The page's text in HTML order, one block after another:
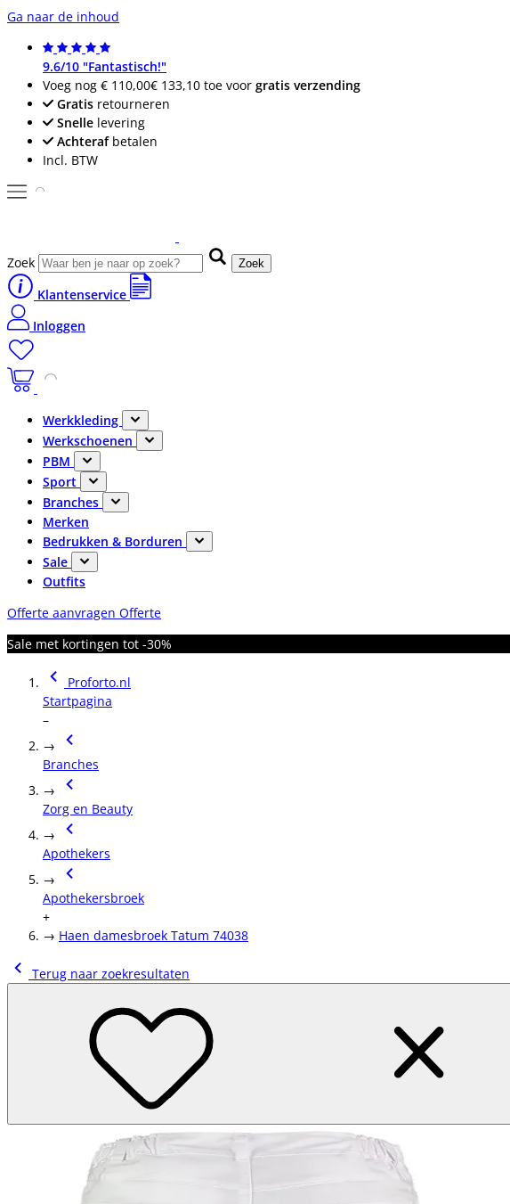
Ga naar de inhoud
9.6/10 "Fantastisch!"
Voeg nog € 110,00€ 133,10 toe voor gratis verzending
Gratis retourneren
Snelle levering
Achterafbetalen
Incl. BTW
Zoek Zoek
Klantenservice
Inloggen
Werkkleding
Werkschoenen
PBM
Sport
Branches
Merken
Bedrukken & Borduren
Sale
Outfits
Offerte aanvragen Offerte
Sale met kortingen tot -30%
Proforto.nl
Startpagina
–
→
Branches
→
Zorg en Beauty
→
Apothekers
→
Apothekersbroek
+
→ Haen damesbroek Tatum 74038
Terug naar zoekresultaten